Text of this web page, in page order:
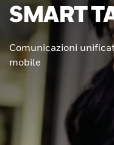
SMART
Comunicazioni
mobile